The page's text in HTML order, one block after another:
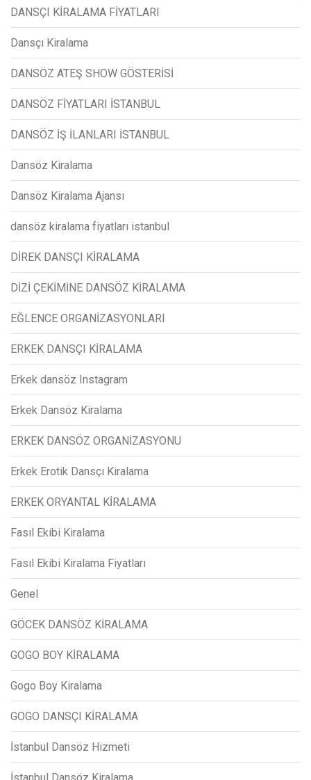
DANSÇI KİRALAMA FİYATLARI
Dansçı Kiralama
DANSÖZ ATEŞ SHOW GÖSTERİSİ
DANSÖZ FİYATLARI İSTANBUL
DANSÖZ İŞ İLANLARI İSTANBUL
Dansöz Kiralama
Dansöz Kiralama Ajansı
dansöz kiralama fiyatları istanbul
DİREK DANSÇI KİRALAMA
DİZİ ÇEKİMİNE DANSÖZ KİRALAMA
EĞLENCE ORGANİZASYONLARI
ERKEK DANSÇI KİRALAMA
Erkek dansöz Instagram
Erkek Dansöz Kiralama
ERKEK DANSÖZ ORGANİZASYONU
Erkek Erotik Dansçı Kiralama
ERKEK ORYANTAL KİRALAMA
Fasıl Ekibi Kiralama
Fasıl Ekibi Kiralama Fiyatları
Genel
GÖCEK DANSÖZ KİRALAMA
GOGO BOY KİRALAMA
Gogo Boy Kiralama
GOGO DANSÇI KİRALAMA
İstanbul Dansöz Hizmeti